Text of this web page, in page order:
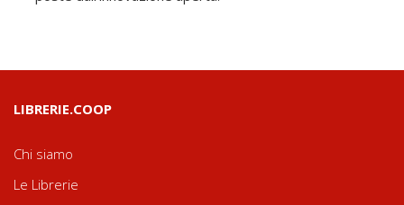
LIBRERIE.COOP
Chi siamo
Le Librerie